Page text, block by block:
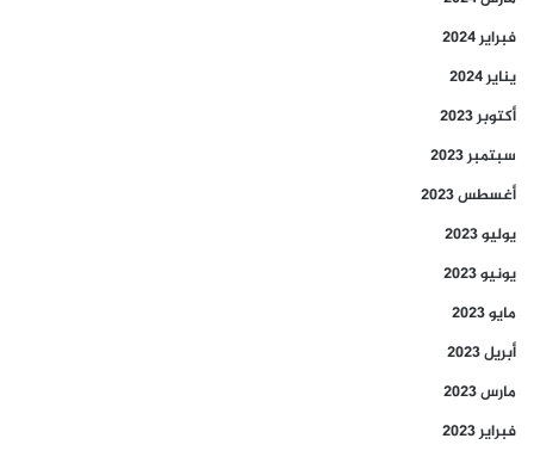
فبراير 2024
يناير 2024
أكتوبر 2023
سبتمبر 2023
أغسطس 2023
يوليو 2023
يونيو 2023
مايو 2023
أبريل 2023
مارس 2023
فبراير 2023